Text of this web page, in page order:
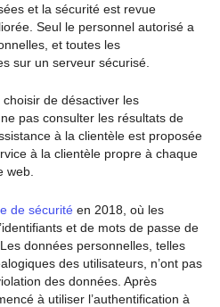
et la sécurité est revue
Seul le personnel autorisé a
et toutes les
sur un serveur sécurisé.
de désactiver les
pas consulter les résultats de
à la clientèle est proposée
à la clientèle propre à chaque
web.
de sécurité en 2018, où les
et de mots de passe de
données personnelles, telles
des utilisateurs, n’ont pas
des données. Après
à utiliser l’authentification à